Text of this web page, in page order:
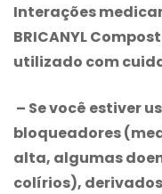
Interações
BRICANYL
utilizado com
– Se você estiver
bloqueadores
alta, algumas
colírios),